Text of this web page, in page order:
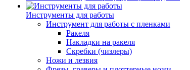
Инструменты для работы
Инструмент для работы с пленками
Ракеля
Накладки на ракеля
Скребки (чизлеры)
Ножи и лезвия